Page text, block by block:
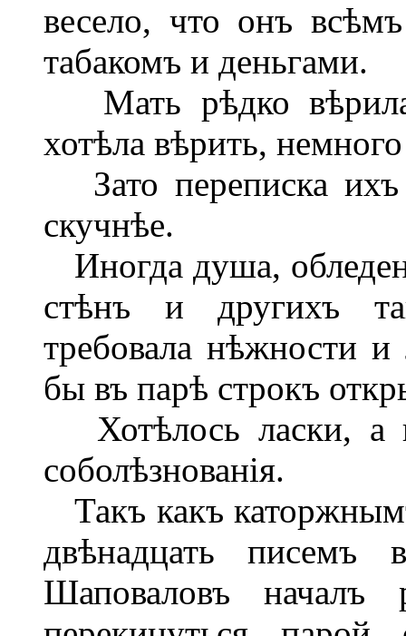
весело, что онъ
табакомъ и деньгами.
Мать рѣдко
хотѣла вѣрить,
Зато переписка ихъ
скучнѣе.
Иногда душа,
стѣнъ и другихъ
требовала нѣжности
бы въ парѣ строкъ
Хотѣлось ласки, а
соболѣзнованія.
Такъ какъ
двѣнадцать
Шаповаловъ началъ